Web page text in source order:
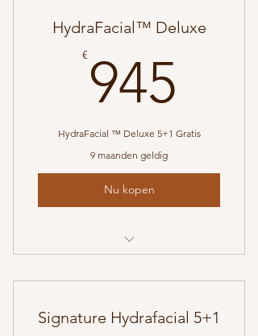
HydraFacial™ Deluxe
€ 945
HydraFacial ™ Deluxe 5+1 Gratis
9 maanden geldig
Nu kopen
Signature Hydrafacial 5+1